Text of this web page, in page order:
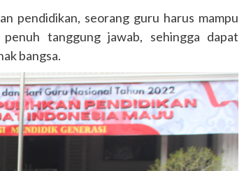
pendidikan, seorang guru harus mampu
tanggung jawab, sehingga dapat
bangsa.